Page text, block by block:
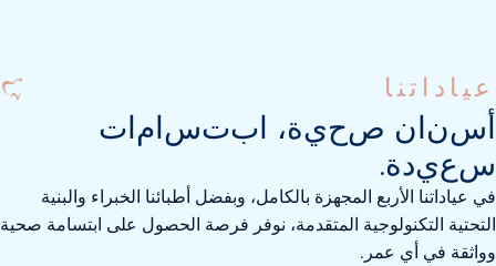
عياداتنا
أسنان صحية، ابتسامات
سعيدة.
في عياداتنا الأربع المجهزة بالكامل، وبفضل أطبائنا الخبراء والبنية
التحتية التكنولوجية المتقدمة، نوفر فرصة الحصول على ابتسامة صحية
وواثقة في أي عمر.